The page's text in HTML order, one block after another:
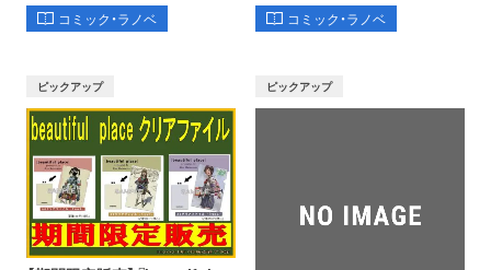
コミック・ラノベ コミック・ラノベ
ピックアップ ピックアップ